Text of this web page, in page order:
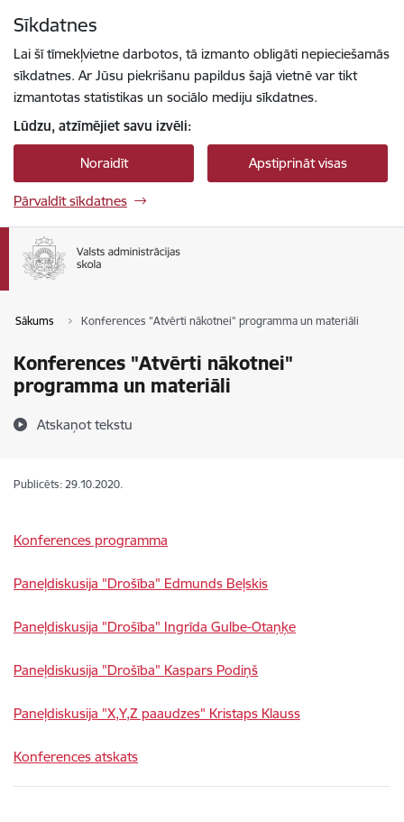
Sīkdatnes
Lai šī tīmekļvietne darbotos, tā izmanto obligāti nepieciešamās
sīkdatnes. Ar Jūsu piekrišanu papildus šajā vietnē var tikt
izmantotas statistikas un sociālo mediju sīkdatnes.
Lūdzu, atzīmējiet savu izvēli:
Noraidīt Apstiprināt visas
Pārvaldīt sīkdatnes
Sākums Konferences "Atvērti nākotnei" programma un materiāli
Konferences "Atvērti nākotnei"
programma un materiāli
Atskaņot tekstu
Publicēts: 29.10.2020.
Konferences programma
Paneļdiskusija "Drošība" Edmunds Beļskis
Paneļdiskusija "Drošība" Ingrīda Gulbe-Otaņķe
Paneļdiskusija "Drošība" Kaspars Podiņš
Paneļdiskusija "X,Y,Z paaudzes" Kristaps Klauss
Konferences atskats